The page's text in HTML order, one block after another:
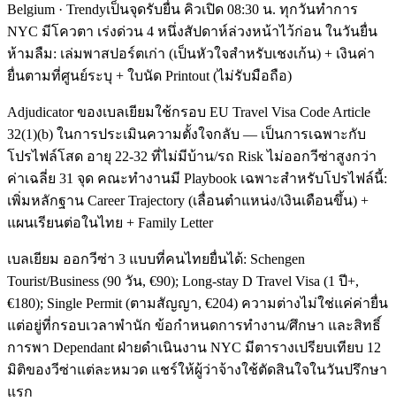
Belgium · Trendyเป็นจุดรับยื่น คิวเปิด 08:30 น. ทุกวันทำการ
NYC มีโควตา เร่งด่วน 4 หนึ่งสัปดาห์ล่วงหน้าไว้ก่อน ในวันยื่น
ห้ามลืม: เล่มพาสปอร์ตเก่า (เป็นหัวใจสำหรับเชงเก้น) + เงินค่า
ยื่นตามที่ศูนย์ระบุ + ใบนัด Printout (ไม่รับมือถือ)
Adjudicator ของเบลเยียมใช้กรอบ EU Travel Visa Code Article
32(1)(b) ในการประเมินความตั้งใจกลับ — เป็นการเฉพาะกับ
โปรไฟล์โสด อายุ 22-32 ที่ไม่มีบ้าน/รถ Risk ไม่ออกวีซ่าสูงกว่า
ค่าเฉลี่ย 31 จุด คณะทำงานมี Playbook เฉพาะสำหรับโปรไฟล์นี้:
เพิ่มหลักฐาน Career Trajectory (เลื่อนตำแหน่ง/เงินเดือนขึ้น) +
แผนเรียนต่อในไทย + Family Letter
เบลเยียม ออกวีซ่า 3 แบบที่คนไทยยื่นได้: Schengen
Tourist/Business (90 วัน, €90); Long-stay D Travel Visa (1 ปี+,
€180); Single Permit (ตามสัญญา, €204) ความต่างไม่ใช่แค่ค่ายื่น
แต่อยู่ที่กรอบเวลาพำนัก ข้อกำหนดการทำงาน/ศึกษา และสิทธิ์
การพา Dependant ฝ่ายดำเนินงาน NYC มีตารางเปรียบเทียบ 12
มิติของวีซ่าแต่ละหมวด แชร์ให้ผู้ว่าจ้างใช้ตัดสินใจในวันปรึกษา
แรก